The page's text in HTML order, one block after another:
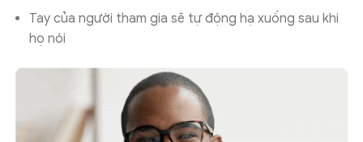
Tay của người tham gia sẽ tự động hạ xuống sau khi
họ nói